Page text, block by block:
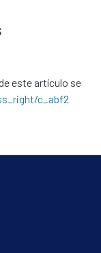
este artículo se
c_abf2